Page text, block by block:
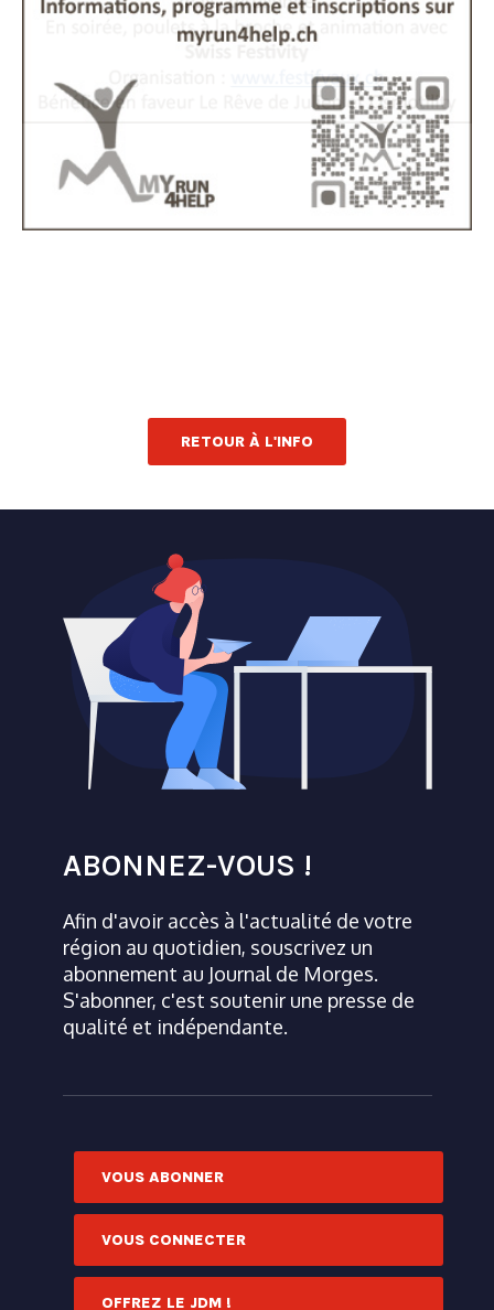
RETOUR À L'INFO
ABONNEZ-VOUS !
Afin d'avoir accès à l'actualité de votre
région au quotidien, souscrivez un
abonnement au Journal de Morges.
S'abonner, c'est soutenir une presse de
qualité et indépendante.
VOUS ABONNER
VOUS CONNECTER
OFFREZ LE JDM !